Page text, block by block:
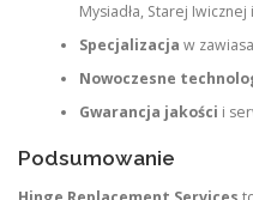
Mysiadła, Starej Iwicznej
Specjalizacja w
Nowoczesne
Gwarancja jakości i
Podsumowanie